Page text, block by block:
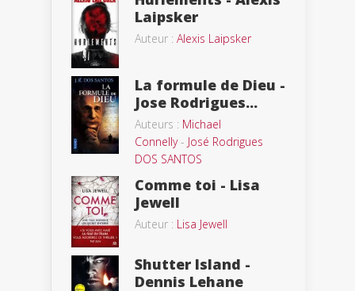
Laipsker
Auteur : Alexis Laipsker
La formule de Dieu -
Jose Rodrigues...
Auteurs : Michael
Connelly- José Rodrigues
DOS SANTOS
Comme toi - Lisa
Jewell
Auteur : Lisa Jewell
Shutter Island -
Dennis Lehane